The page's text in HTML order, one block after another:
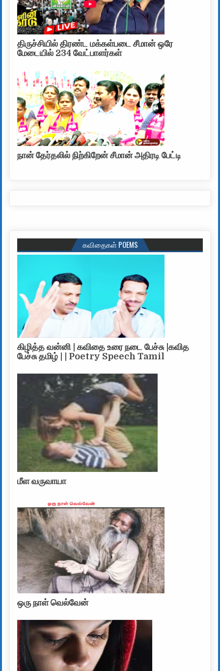
திருச்சியில் திரண்ட மக்கள்படை சீமான் ஒரே
மேடையில் 234 வேட்பாளர்கள்
நான் தேர்தலில் நிற்கிறேன் சீமான் அதிரடி பேட்டி
கவிதைகள் POEMS
கிழித்த வன்னி | கவிதை உரை நடை பேச்சு |கவித
பேச்சு தமிழ் | | Poetry Speech Tamil
மீள வருவாயா
ஒரு நாள் வெல்வேன்